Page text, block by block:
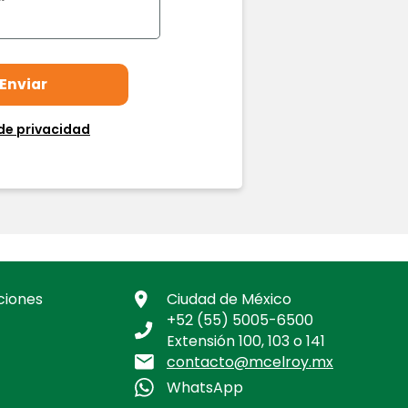
privacidad
Ciudad de México
+52 (55) 5005-6500
Extensión 100, 103 o 141
contacto@mcelroy.mx
WhatsApp